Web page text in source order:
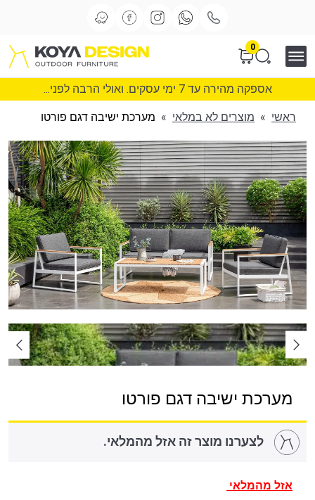
0
אספקה מהירה עד 7 ימי עסקים. ואולי הרבה לפני...
ראשי » מוצרים לא במלאי » מערכת ישיבה דגם פורטו
מערכת ישיבה דגם פורטו
לצערנו מוצר זה אזל מהמלאי.
אזל מהמלאי